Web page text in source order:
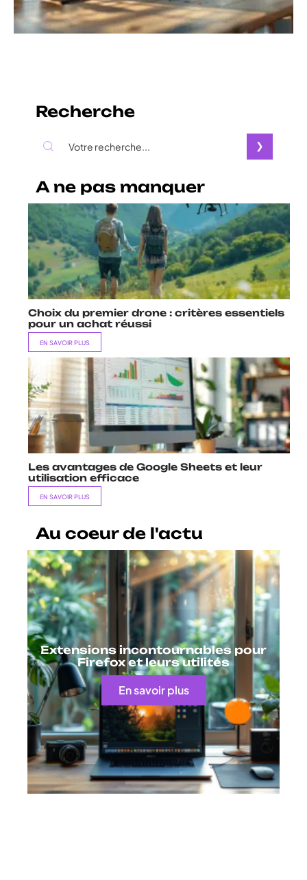
Recherche
A ne pas manquer
Choix du premier drone : critères essentiels
pour un achat réussi
EN SAVOIR PLUS
Les avantages de Google Sheets et leur
utilisation efficace
EN SAVOIR PLUS
Au coeur de l'actu
Extensions incontournables pour
Firefox et leurs utilités
En savoir plus